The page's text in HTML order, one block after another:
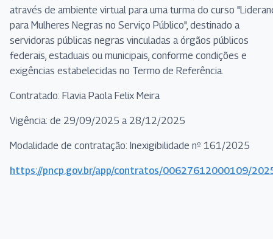
através de ambiente virtual para uma turma do curso
para Mulheres Negras no Serviço Público", destinado a
servidoras públicas negras vinculadas a órgãos públicos
federais, estaduais ou municipais, conforme condições e
exigências estabelecidas no Termo de Referência.
Contratado: Flavia Paola Felix Meira
Vigência: de 29/09/2025 a 28/12/2025
Modalidade de contratação: Inexigibilidade nº 161/2025
https://pncp.gov.br/app/contratos/00627612000109/